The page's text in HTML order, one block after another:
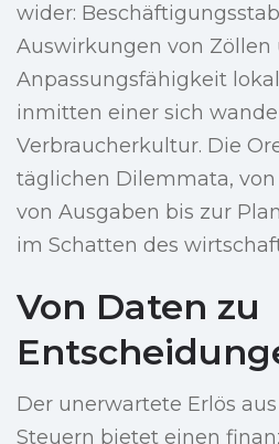
wider:
Auswirkungen von Zöllen
Anpassungsfähigkeit
inmitten einer sich
Verbraucherkultur. Die
täglichen Dilemmata,
von Ausgaben bis zur
im Schatten des
Von Daten zu
Der unerwartete Erlös
Steuern bietet einen